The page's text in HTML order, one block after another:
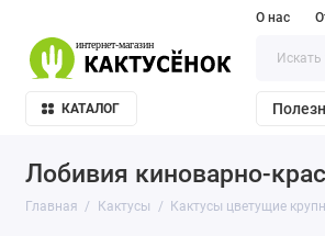
О нас
КАТАЛОГ
Лобивия киноварно-
Главная Кактусы Кактусы цветущие